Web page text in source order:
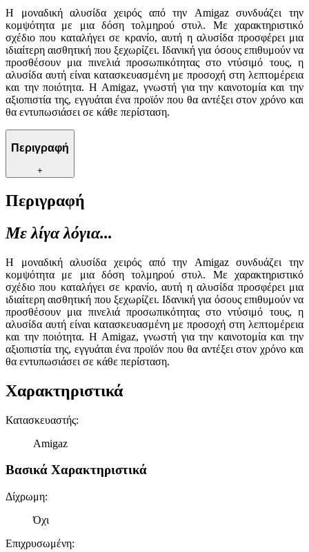
Η μοναδική αλυσίδα χειρός από την Amigaz συνδυάζει την
κομψότητα με μια δόση τολμηρού στυλ. Με χαρακτηριστικό
σχέδιο που καταλήγει σε κρανίο, αυτή η αλυσίδα προσφέρει μια
ιδιαίτερη αισθητική που ξεχωρίζει. Ιδανική για όσους επιθυμούν να
προσθέσουν μια πινελιά προσωπικότητας στο ντύσιμό τους, η
αλυσίδα αυτή είναι κατασκευασμένη με προσοχή στη λεπτομέρεια
και την ποιότητα. Η Amigaz, γνωστή για την καινοτομία και την
αξιοπιστία της, εγγυάται ένα προϊόν που θα αντέξει στον χρόνο και
θα εντυπωσιάσει σε κάθε περίσταση.
Περιγραφή
+
Περιγραφή
Με λίγα λόγια...
Η μοναδική αλυσίδα χειρός από την Amigaz συνδυάζει την
κομψότητα με μια δόση τολμηρού στυλ. Με χαρακτηριστικό
σχέδιο που καταλήγει σε κρανίο, αυτή η αλυσίδα προσφέρει μια
ιδιαίτερη αισθητική που ξεχωρίζει. Ιδανική για όσους επιθυμούν να
προσθέσουν μια πινελιά προσωπικότητας στο ντύσιμό τους, η
αλυσίδα αυτή είναι κατασκευασμένη με προσοχή στη λεπτομέρεια
και την ποιότητα. Η Amigaz, γνωστή για την καινοτομία και την
αξιοπιστία της, εγγυάται ένα προϊόν που θα αντέξει στον χρόνο και
θα εντυπωσιάσει σε κάθε περίσταση.
Χαρακτηριστικά
Κατασκευαστής:
Amigaz
Βασικά Χαρακτηριστικά
Δίχρωμη:
Όχι
Επιχρυσωμένη: